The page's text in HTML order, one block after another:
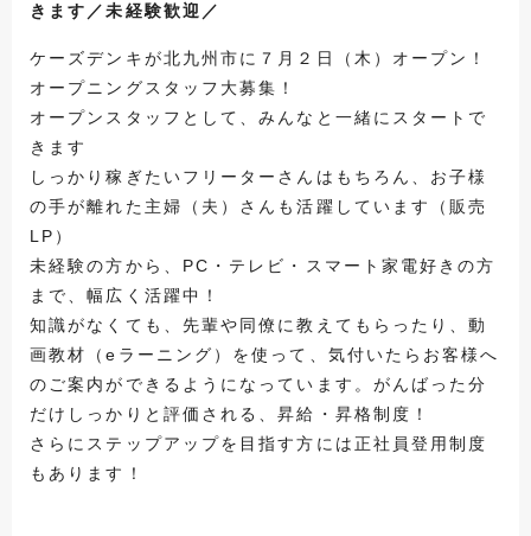
きます／未経験歓迎／
ケーズデンキが北九州市に７月２日（木）オープン！
オープニングスタッフ大募集！
オープンスタッフとして、みんなと一緒にスタートで
きます
しっかり稼ぎたいフリーターさんはもちろん、お子様
の手が離れた主婦（夫）さんも活躍しています（販売
LP）
未経験の方から、PC・テレビ・スマート家電好きの方
まで、幅広く活躍中！
知識がなくても、先輩や同僚に教えてもらったり、動
画教材（eラーニング）を使って、気付いたらお客様へ
のご案内ができるようになっています。がんばった分
だけしっかりと評価される、昇給・昇格制度！
さらにステップアップを目指す方には正社員登用制度
もあります！